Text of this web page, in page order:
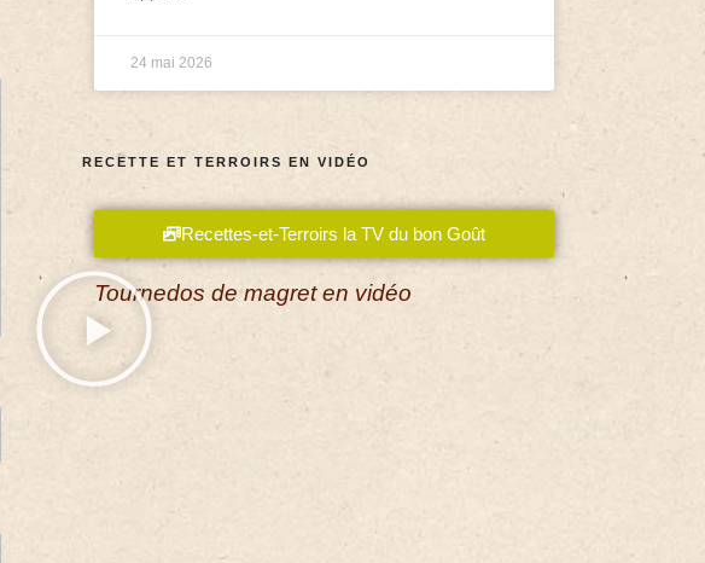
24 mai 2026
RECETTE ET TERROIRS EN VIDÉO
Recettes-et-Terroirs la TV du bon Goût
Tournedos de magret en vidéo